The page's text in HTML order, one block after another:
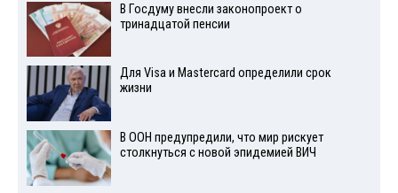
В Госдуму внесли законопроект о
тринадцатой пенсии
Для Visа и Mastercard определили срок
жизни
В ООН предупредили, что мир рискует
столкнуться с новой эпидемией ВИЧ